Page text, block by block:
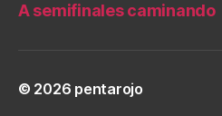
A semifinales caminando
© 2026 pentarojo